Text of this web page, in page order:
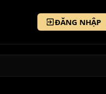
ĐĂNG NHẬP